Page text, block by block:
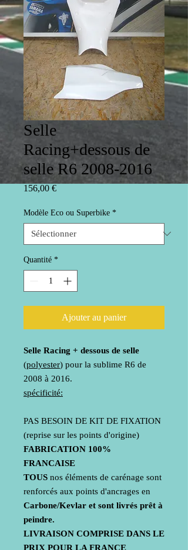
Selle
Racing+dessous de
selle R6 2008-2016
156,00 €Prix
Modèle Eco ou Superbike *
Quantité *
Ajouter au panier
Selle Racing + dessous de selle
(polyester) pour la sublime R6 de
2008 à 2016.
spécificité:
PAS BESOIN DE KIT DE FIXATION
(reprise sur les points d'origine)
FABRICATION 100%
FRANCAISE
TOUS nos éléments de carénage sont
renforcés aux points d'ancrages en
Carbone/Kevlar et sont livrés prêt à
peindre.
LIVRAISON COMPRISE DANS LE
PRIX POUR LA FRANCE